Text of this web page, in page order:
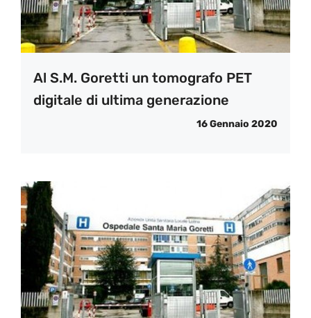
Al S.M. Goretti un tomografo PET
digitale di ultima generazione
16 Gennaio 2020